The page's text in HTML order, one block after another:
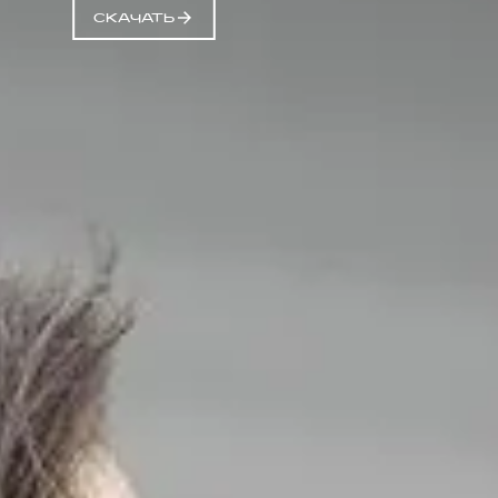
СКАЧАТЬ